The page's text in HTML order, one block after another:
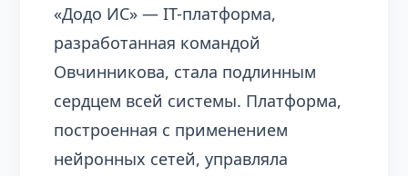
«Додо ИС» — IT-платформа,
разработанная командой
Овчинникова, стала подлинным
сердцем всей системы. Платформа,
построенная с применением
нейронных сетей, управляла